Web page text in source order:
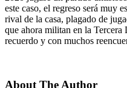
este caso, el regreso será muy
rival de la casa, plagado de
que ahora militan en la
recuerdo y con muchos
About The Author